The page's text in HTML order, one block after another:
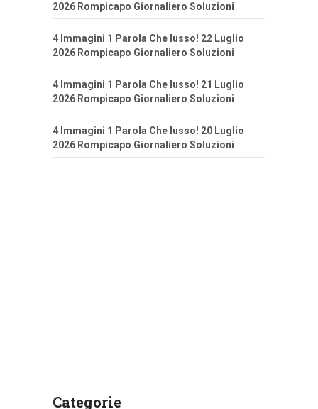
2026 Rompicapo Giornaliero Soluzioni
4 Immagini 1 Parola Che lusso! 22 Luglio
2026 Rompicapo Giornaliero Soluzioni
4 Immagini 1 Parola Che lusso! 21 Luglio
2026 Rompicapo Giornaliero Soluzioni
4 Immagini 1 Parola Che lusso! 20 Luglio
2026 Rompicapo Giornaliero Soluzioni
Categorie